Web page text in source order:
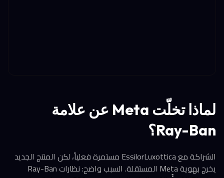
لماذا تخلّت Meta عن علامة
Ray-Ban؟
الشراكة مع EssilorLuxottica مستمرة فعلياً، لكن المنتج الجديد
يخرج بهوية Meta المستقلة. السبب واضح: نظارات Ray-Ban